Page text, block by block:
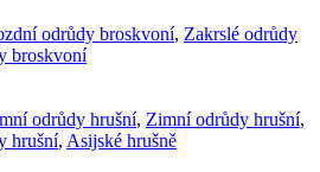
odrůdy broskvoní, Zakrslé odrůdy
broskvoní
odrůdy hrušní, Zimní odrůdy hrušní,
hrušní, Asijské hrušně